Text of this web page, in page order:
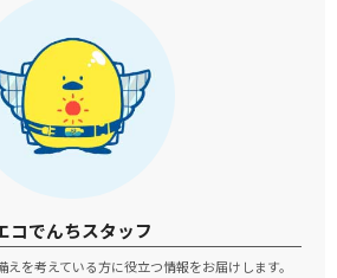
コでんちスタッフ
を考えている方に役立つ情報をお届けします。